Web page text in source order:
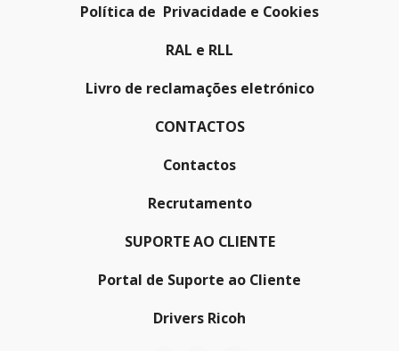
Política de Privacidade e Cookies
RAL e RLL
Livro de reclamações eletrónico
CONTACTOS
Contactos
Recrutamento
SUPORTE AO CLIENTE
Portal de Suporte ao Cliente
Drivers Ricoh